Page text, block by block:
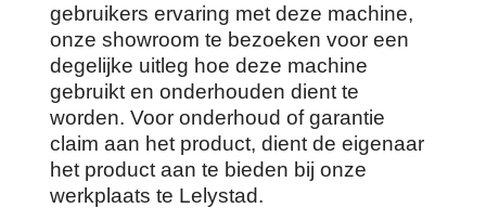
gebruikers ervaring met deze machine,
onze showroom te bezoeken voor een
degelijke uitleg hoe deze machine
gebruikt en onderhouden dient te
worden. Voor onderhoud of garantie
claim aan het product, dient de eigenaar
het product aan te bieden bij onze
werkplaats te Lelystad.